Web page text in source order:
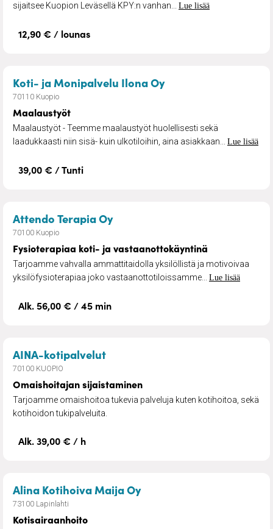
sijaitsee Kuopion Leväsellä KPY:n vanhan... Lue lisää
12,90 € / lounas
Koti- ja Monipalvelu Ilona Oy– Maalaustyöt
70110 Kuopio
Maalaustyöt
Maalaustyöt - Teemme maalaustyöt huolellisesti sekä
laadukkaasti niin sisä- kuin ulkotiloihin, aina asiakkaan... Lue lisää
39,00 € / Tunti
Attendo Terapia Oy– Fysioterapiaa koti- ja
70100 Kuopio
Fysioterapiaa koti- ja vastaanottokäyntinä
Tarjoamme vahvalla ammattitaidolla yksilöllistä ja motivoivaa
yksilöfysioterapiaa joko vastaanottotiloissamme... Lue lisää
Alk. 56,00 € / 45 min
AINA-kotipalvelut– Omaishoitajan sijaistaminen
70100 KUOPIO
Omaishoitajan sijaistaminen
Tarjoamme omaishoitoa tukevia palveluja kuten kotihoitoa, sekä
kotihoidon tukipalveluita.​
Alk. 39,00 € / h
Alina Kotihoiva Maija Oy– Kotisairaanhoito
73100 Lapinlahti
Kotisairaanhoito